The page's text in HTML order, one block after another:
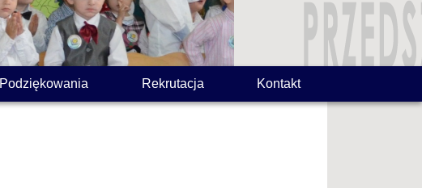
Podziękowania Rekrutacja Kontakt